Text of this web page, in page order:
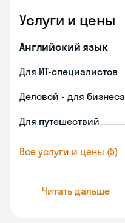
Услуги и цены
Английский язык
Для ИТ-специалистов
Деловой - для бизнеса
Для путешествий
Все услуги и цены (5)
Читать дальше